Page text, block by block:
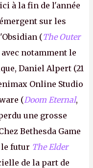
à la fin de l'année
sur les
(The Outer
notamment le
Daniel Alpert (21
Online Studio
(Doom Eternal,
une grosse
Bethesda Game
le futur The Elder
de la part de